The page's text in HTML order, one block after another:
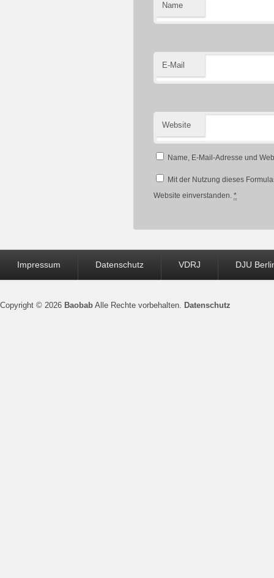
Name
E-Mail
Website
Name, E-Mail-Adresse und
Mit der Nutzung dieses
Website einverstanden. *
MenüImpressum Datenschutz VDRJ DJU
Copyright © 2026 Baobab Alle Rechte vorbehalten. Datenschutz